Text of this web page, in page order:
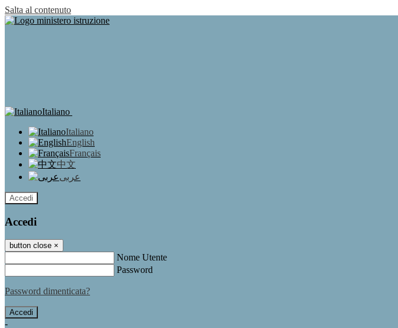
Salta al contenuto
Italiano
Italiano
English
Français
中文
عربى
Accedi
Accedi
button close ×
Nome Utente
Password
Password dimenticata?
-